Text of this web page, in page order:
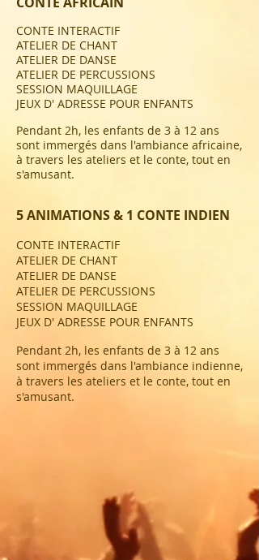
CONTE INTERACTIF
ATELIER DE CHANT
ATELIER DE DANSE
ATELIER DE PERCUSSIONS
SESSION MAQUILLAGE
JEUX D' ADRESSE POUR ENFANTS ​
Pendant 2h, les enfants de 3 à 12 ans
sont immergés dans l'ambiance africaine,
à travers les ateliers et le conte, tout en
s'amusant.
5 ANIMATIONS & 1 CONTE INDIEN
CONTE INTERACTIF
ATELIER DE CHANT
ATELIER DE DANSE
ATELIER DE PERCUSSIONS
SESSION MAQUILLAGE
JEUX D' ADRESSE POUR ENFANTS ​
Pendant 2h, les enfants de 3 à 12 ans
sont immergés dans l'ambiance indienne,
à travers les ateliers et le conte, tout en
s'amusant.